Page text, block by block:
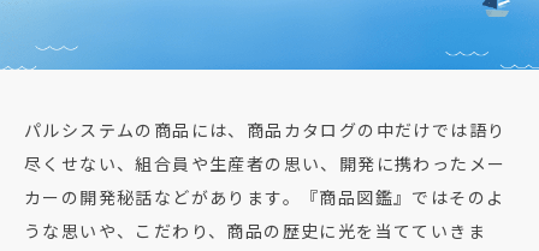
パルシステムの商品には、商品カタログの中だけでは語り
尽くせない、組合員や生産者の思い、開発に携わったメー
カーの開発秘話などがあります。『商品図鑑』ではそのよ
うな思いや、こだわり、商品の歴史に光を当てていきま